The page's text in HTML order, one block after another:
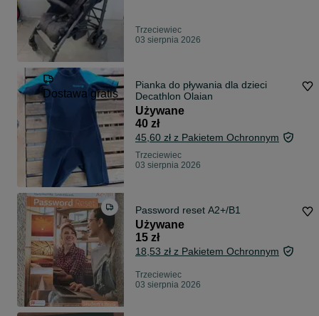
Trzeciewiec
03 sierpnia 2026
Dostawa gratis
Pianka do pływania dla dzieci
Decathlon Olaian
Używane
40 zł
45,60 zł z Pakietem Ochronnym
Trzeciewiec
03 sierpnia 2026
Password reset A2+/B1
Używane
15 zł
18,53 zł z Pakietem Ochronnym
Trzeciewiec
03 sierpnia 2026